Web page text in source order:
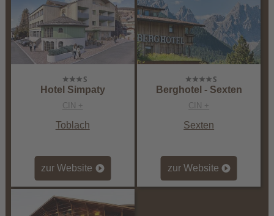
Hotel Simpaty
CIN +
Toblach
zur Website
Berghotel - Sexten
CIN +
Sexten
zur Website